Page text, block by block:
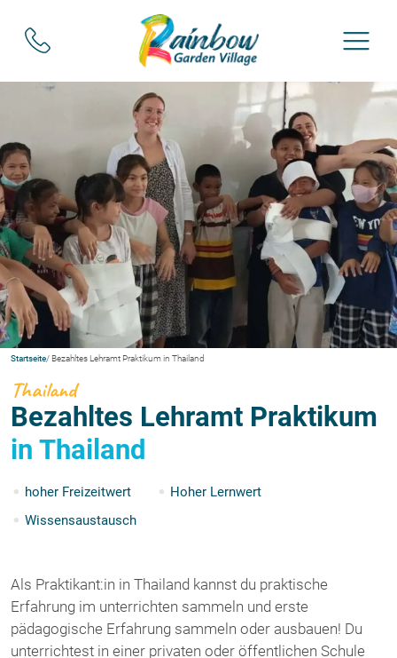
Startseite/ Bezahltes Lehramt Praktikum in Thailand
Thailand
Bezahltes Lehramt Praktikum
in Thailand
hoher Freizeitwert
Hoher Lernwert
Wissensaustausch
Als Praktikant:in in Thailand kannst du praktische
Erfahrung im unterrichten sammeln und erste
pädagogische Erfahrung sammeln oder ausbauen! Du
unterrichtest in einer privaten oder öffentlichen Schule